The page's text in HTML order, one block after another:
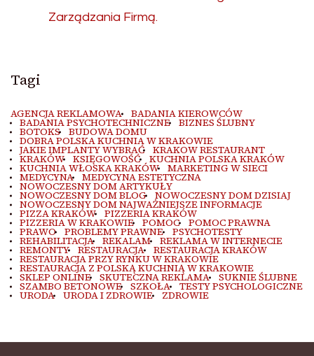
Zarządzania Firmą.
Tagi
AGENCJA REKLAMOWA BADANIA KIEROWCÓW
BADANIA PSYCHOTECHNICZNE BIZNES ŚLUBNY
BOTOKS BUDOWA DOMU
DOBRA POLSKA KUCHNIA W KRAKOWIE
JAKIE IMPLANTY WYBRAĆ KRAKOW RESTAURANT
KRAKÓW KSIĘGOWOŚĆ KUCHNIA POLSKA KRAKÓW
KUCHNIA WŁOSKA KRAKÓW MARKETING W SIECI
MEDYCYNA MEDYCYNA ESTETYCZNA
NOWOCZESNY DOM ARTYKUŁY
NOWOCZESNY DOM BLOG NOWOCZESNY DOM DZISIAJ
NOWOCZESNY DOM NAJWAŻNIEJSZE INFORMACJE
PIZZA KRAKÓW PIZZERIA KRAKÓW
PIZZERIA W KRAKOWIE POMOC POMOC PRAWNA
PRAWO PROBLEMY PRAWNE PSYCHOTESTY
REHABILITACJA REKALAM REKLAMA W INTERNECIE
REMONTY RESTAURACJA RESTAURACJA KRAKÓW
RESTAURACJA PRZY RYNKU W KRAKOWIE
RESTAURACJA Z POLSKĄ KUCHNIĄ W KRAKOWIE
SKLEP ONLINE SKUTECZNA REKLAMA SUKNIE ŚLUBNE
SZAMBO BETONOWE SZKOŁA TESTY PSYCHOLOGICZNE
URODA URODA I ZDROWIE ZDROWIE